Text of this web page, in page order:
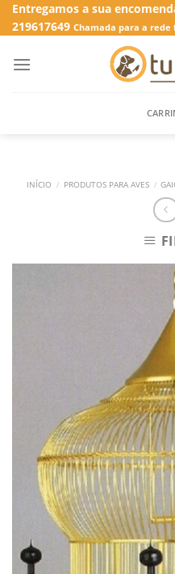
SkipEntregamos a sua
219617649 Chamada para a rede
INÍCIO / PRODUTOS PARA AVES /